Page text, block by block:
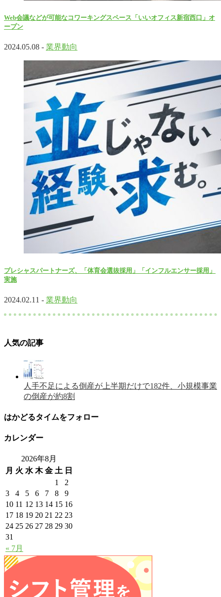
Web会議などが可能なコワーキングスペース「いいオフィス新宿西口」オ
ープン
2024.05.08 - 業界動向
プレシャスパートナーズ、「体育会選抜採用」「インフルエンサー採用」
実施
2024.02.11 - 業界動向
人気の記事
人手不足による倒産が上半期だけで182件、小規模事業
の倒産が約8割
はかどるタイムをフォロー
カレンダー
2026年8月
月 火 水 木 金 土 日
« 7月
1
2
3
4 5 6 7 8
9
10 11 12 13 14 15 16
17 18 19 20 21 22 23
24 25 26 27 28 29 30
31